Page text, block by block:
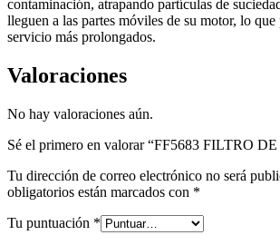
contaminación, atrapando partículas de
lleguen a las partes móviles de su motor, lo
servicio más prolongados.
Valoraciones
No hay valoraciones aún.
Sé el primero en valorar “FF5683 FILTRO
Tu dirección de correo electrónico no será
obligatorios están marcados con *
Tu puntuación *